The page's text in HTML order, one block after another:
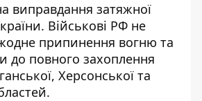
виправдання затяжної
Військові РФ не
припинення вогню та
до повного захоплення
Херсонської та